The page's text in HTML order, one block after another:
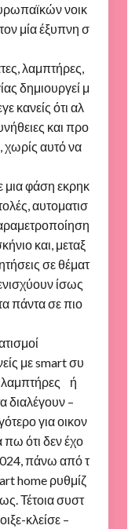
νοικ
μία έξυπνη σ
λαμπτήρες,
δημιουργεί μ
κανείς ότι αλ
και προ
χωρίς αυτό να
μια φάση εκρηκ
αυτοματισ
και, μεταξ
σε θέματ
ίσως
πάντα σε πιο
με smart συ
λαμπτήρες ή
–
για οικον
ότι δεν έχο
πάνω από τ
home ρυθμίζ
Τέτοια συστ
κλείσε –